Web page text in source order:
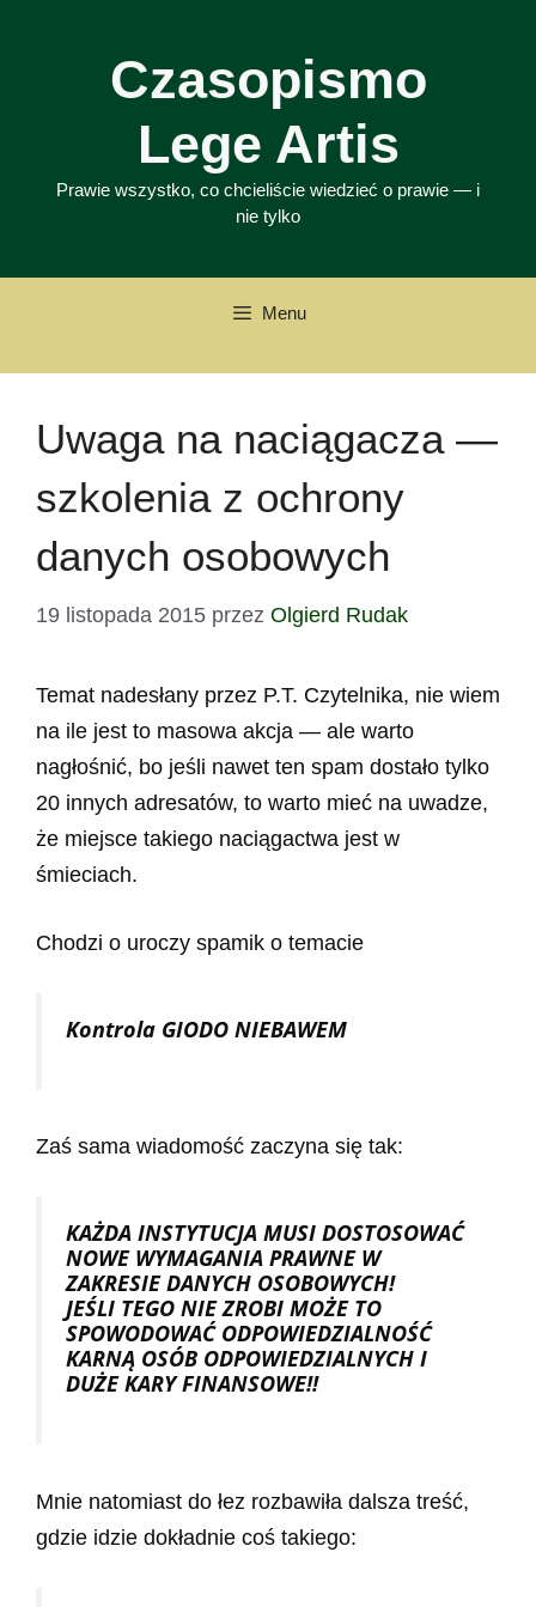
Czasopismo
Lege Artis
Prawie wszystko, co chcieliście wiedzieć o prawie — i
nie tylko
Menu
Uwaga na naciągacza —
szkolenia z ochrony
danych osobowych
19 listopada 2015 przez Olgierd Rudak
Temat nadesłany przez P.T. Czytelnika, nie wiem
na ile jest to masowa akcja — ale warto
nagłośnić, bo jeśli nawet ten spam dostało tylko
20 innych adresatów, to warto mieć na uwadze,
że miejsce takiego naciągactwa jest w
śmieciach.
Chodzi o uroczy spamik o temacie
Kontrola GIODO NIEBAWEM
Zaś sama wiadomość zaczyna się tak:
KAŻDA INSTYTUCJA MUSI DOSTOSOWAĆ
NOWE WYMAGANIA PRAWNE W
ZAKRESIE DANYCH OSOBOWYCH!
JEŚLI TEGO NIE ZROBI MOŻE TO
SPOWODOWAĆ ODPOWIEDZIALNOŚĆ
KARNĄ OSÓB ODPOWIEDZIALNYCH I
DUŻE KARY FINANSOWE!!
Mnie natomiast do łez rozbawiła dalsza treść,
gdzie idzie dokładnie coś takiego: